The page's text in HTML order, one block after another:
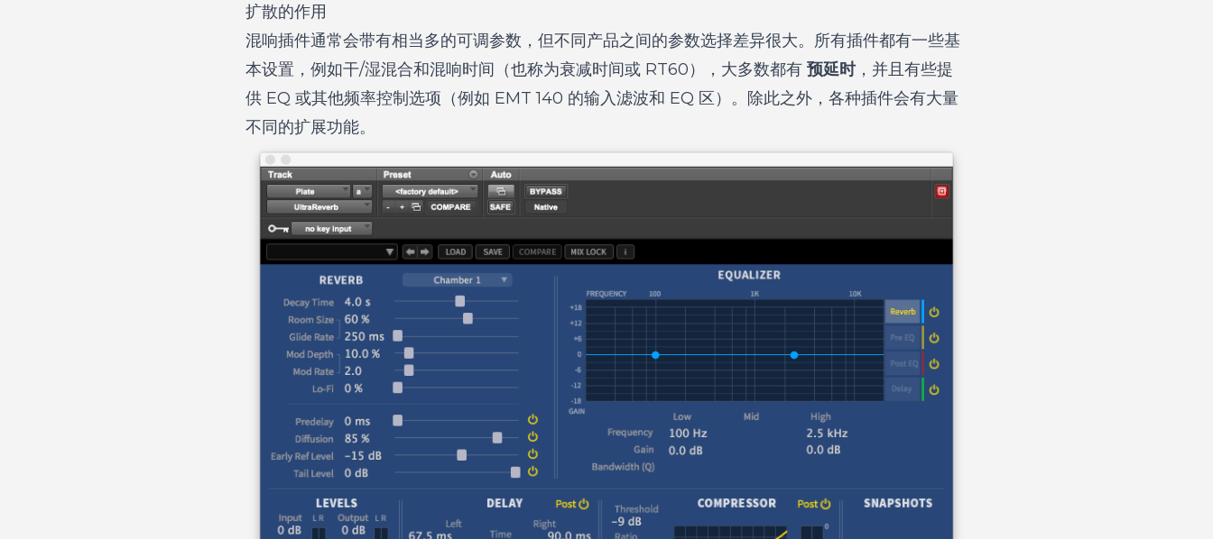
扩散的作用
混响插件通常会带有相当多的可调参数，但不同产品之间的参数选择差异很大。所有插件都有一些基
本设置，例如干/湿混合和混响时间（也称为衰减时间或 RT60），大多数都有 预延时，并且有些提
供 EQ 或其他频率控制选项（例如 EMT 140 的输入滤波和 EQ 区）。除此之外，各种插件会有大量
不同的扩展功能。